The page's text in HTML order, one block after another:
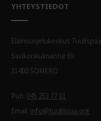
YHTEYSTIEDOT
Eläinsuojelukeskus Tuulispää
Savikonkulmantie 69
31400 SOMERO
Puh: 045 253 77 01
Email: info@tuulispaa.org